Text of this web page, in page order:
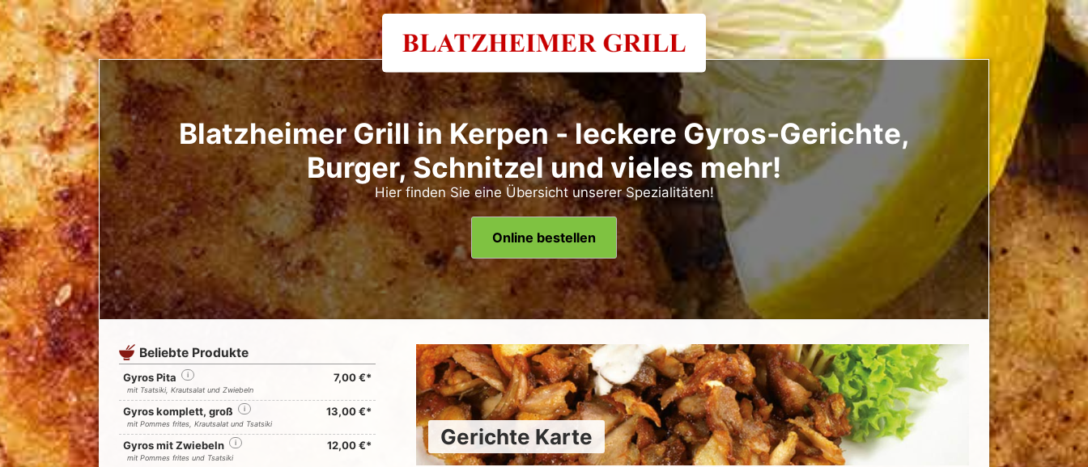
Blatzheimer Grill in Kerpen - leckere Gyros-Gerichte,
Burger, Schnitzel und vieles mehr!
Hier finden Sie eine Übersicht unserer Spezialitäten!
Online bestellen
Beliebte Produkte
Gyros Pita i 7,00 €*
mit Tsatsiki, Krautsalat und Zwiebeln
Gyros komplett, groß i 13,00 €*
mit Pommes frites, Krautsalat und Tsatsiki
Gyros mit Zwiebeln i 12,00 €*
mit Pommes frites und Tsatsiki
Gerichte Karte